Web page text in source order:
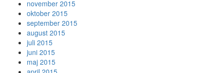
november 2015
oktober 2015
september 2015
august 2015
juli 2015
juni 2015
maj 2015